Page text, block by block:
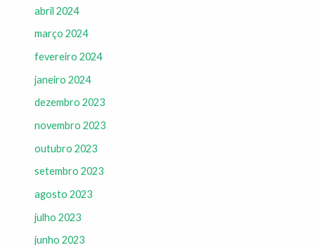
abril 2024
março 2024
fevereiro 2024
janeiro 2024
dezembro 2023
novembro 2023
outubro 2023
setembro 2023
agosto 2023
julho 2023
junho 2023